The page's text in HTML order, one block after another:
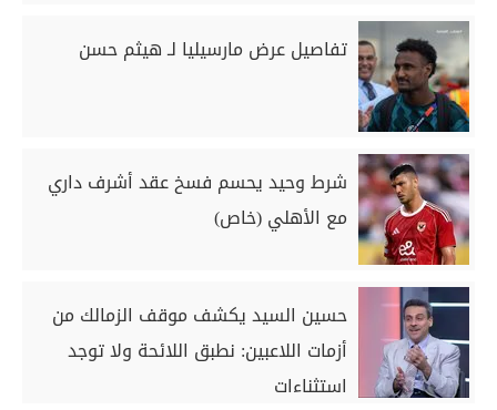
تفاصيل عرض مارسيليا لـ هيثم حسن
شرط وحيد يحسم فسخ عقد أشرف داري
مع الأهلي (خاص)
حسين السيد يكشف موقف الزمالك من
أزمات اللاعبين: نطبق اللائحة ولا توجد
استثناءات